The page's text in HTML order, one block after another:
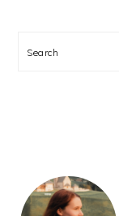
SIDEBAR
Search